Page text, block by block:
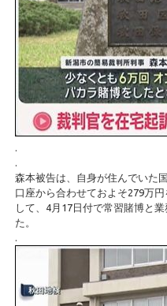
.
.
森本被告は、自身が住んでいた
口座から合わせておよそ279万
して、4月17日付で常習賭博と
た。
.